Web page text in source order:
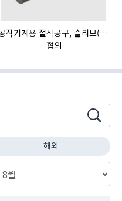
공작기계용 절삭공구, 슬리브(SLEEVE)
협의
해외